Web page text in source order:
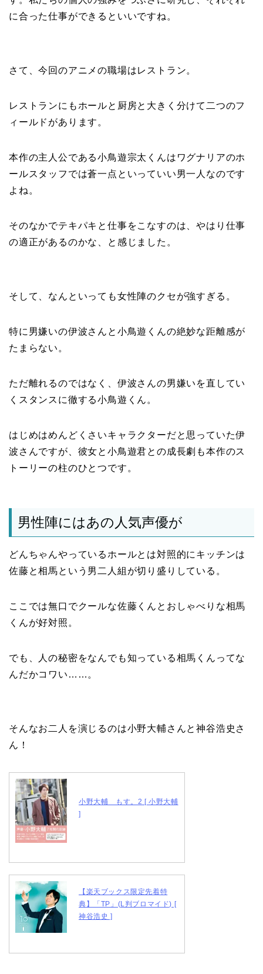
に合った仕事ができるといいですね。
さて、今回のアニメの職場はレストラン。
レストランにもホールと厨房と大きく分けて二つのフ
ィールドがあります。
本作の主人公である小鳥遊宗太くんはワグナリアのホ
ールスタッフでは蒼一点といっていい男一人なのです
よね。
そのなかでテキパキと仕事をこなすのは、やはり仕事
の適正があるのかな、と感じました。
そして、なんといっても女性陣のクセが強すぎる。
特に男嫌いの伊波さんと小鳥遊くんの絶妙な距離感が
たまらない。
ただ離れるのではなく、伊波さんの男嫌いを直してい
くスタンスに徹する小鳥遊くん。
はじめはめんどくさいキャラクターだと思っていた伊
波さんですが、彼女と小鳥遊君との成長劇も本作のス
トーリーの柱のひとつです。
男性陣にはあの人気声優が
どんちゃんやっているホールとは対照的にキッチンは
佐藤と相馬という男二人組が切り盛りしている。
ここでは無口でクールな佐藤くんとおしゃべりな相馬
くんが好対照。
でも、人の秘密をなんでも知っている相馬くんってな
んだかコワい……。
そんなお二人を演じるのは小野大輔さんと神谷浩史さ
ん！
小野大輔 もす。2 [ 小野大輔
]
【楽天ブックス限定先着特
典】「TP」(L判ブロマイド) [
神谷浩史 ]